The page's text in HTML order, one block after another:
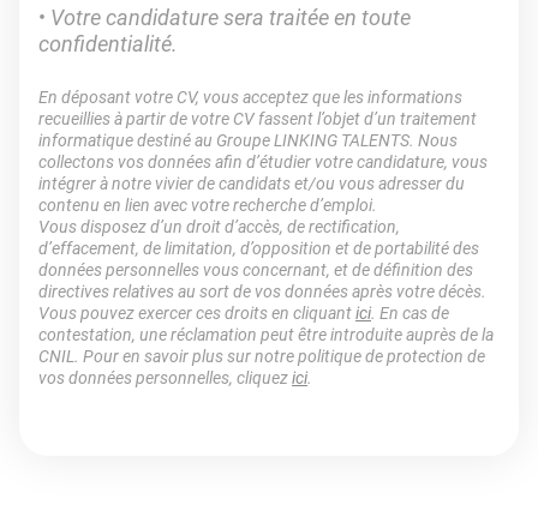
Votre candidature sera traitée en toute
confidentialité.
En déposant votre CV, vous acceptez que les informations
recueillies à partir de votre CV fassent l’objet d’un traitement
informatique destiné au Groupe LINKING TALENTS. Nous
collectons vos données afin d’étudier votre candidature, vous
intégrer à notre vivier de candidats et/ou vous adresser du
contenu en lien avec votre recherche d’emploi.
Vous disposez d’un droit d’accès, de rectification,
d’effacement, de limitation, d’opposition et de portabilité des
données personnelles vous concernant, et de définition des
directives relatives au sort de vos données après votre décès.
Vous pouvez exercer ces droits en cliquantici. En cas de
contestation, une réclamation peut être introduite auprès de la
CNIL. Pour en savoir plus sur notre politique de protection de
vos données personnelles, cliquezici.